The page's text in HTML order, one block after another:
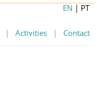
| Activities | Contact
EN | PT